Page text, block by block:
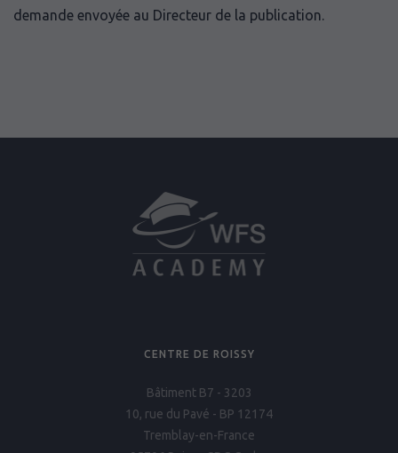
demande envoyée au Directeur de la publication.
CENTRE DE ROISSY
Bâtiment B7 - 3203
10, rue du Pavé - BP 12174
Tremblay-en-France